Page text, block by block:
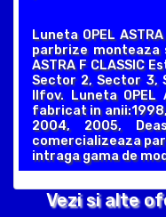
Luneta OPEL
parbrize monteaza
ASTRA F CLASSIC
Sector 2, Sector 3,
Ilfov. Luneta OPEL
fabricat in
2004, 2005,
comercializeaza
intraga gama de
Vezi si alte